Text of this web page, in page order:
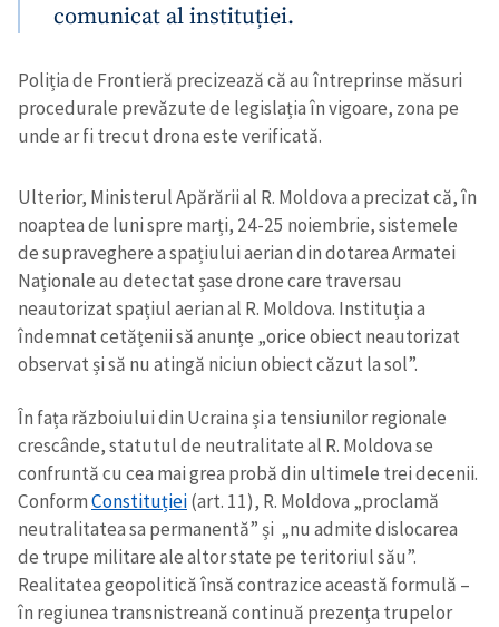
comunicat al instituției.
Poliția de Frontieră precizează că au întreprinse măsuri
procedurale prevăzute de legislația în vigoare, zona pe
unde ar fi trecut drona este verificată.
Ulterior, Ministerul Apărării al R. Moldova a precizat că, în
noaptea de luni spre marți, 24-25 noiembrie, sistemele
de supraveghere a spațiului aerian din dotarea Armatei
Naționale au detectat șase drone care traversau
neautorizat spațiul aerian al R. Moldova. Instituția a
îndemnat cetățenii să anunțe „orice obiect neautorizat
observat și să nu atingă niciun obiect căzut la sol”.
În fața războiului din Ucraina și a tensiunilor regionale
crescânde, statutul de neutralitate al R. Moldova se
confruntă cu cea mai grea probă din ultimele trei decenii.
ConformConstituției(art. 11), R. Moldova „proclamă
neutralitatea sa permanentă” și „nu admite dislocarea
de trupe militare ale altor state pe teritoriul său”.
Realitatea geopolitică însă contrazice această formulă –
în regiunea transnistreană continuă prezenţa trupelor